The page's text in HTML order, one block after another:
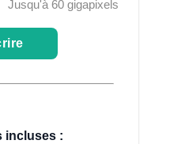
Jusqu'à 60 gigapixels
incluses :